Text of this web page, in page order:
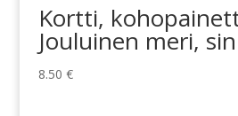
Kortti,
Jouluinen meri,
8.50 €